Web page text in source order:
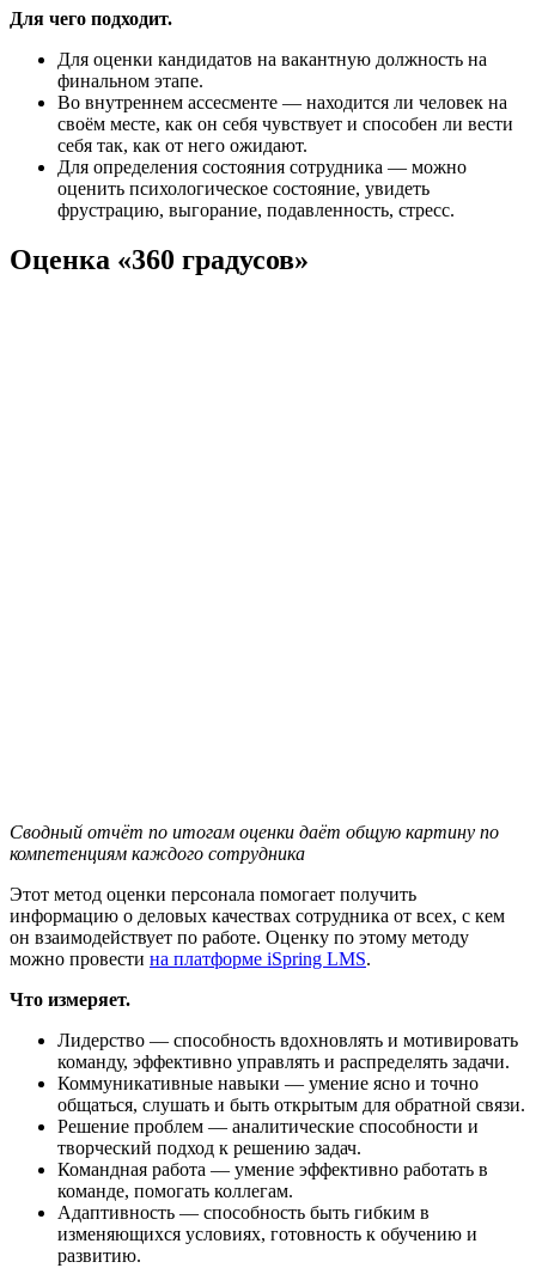
Для чего подходит.
Для оценки кандидатов на вакантную должность на
финальном этапе.
Во внутреннем ассесменте — находится ли человек на
своём месте, как он себя чувствует и способен ли вести
себя так, как от него ожидают.
Для определения состояния сотрудника — можно
оценить психологическое состояние, увидеть
фрустрацию, выгорание, подавленность, стресс.
Оценка «360 градусов»
Сводный отчёт по итогам оценки даёт общую картину по
компетенциям каждого сотрудника
Этот метод оценки персонала помогает получить
информацию о деловых качествах сотрудника от всех, с кем
он взаимодействует по работе. Оценку по этому методу
можно провести на платформе iSpring LMS.
Что измеряет.
Лидерство — способность вдохновлять и мотивировать
команду, эффективно управлять и распределять задачи.
Коммуникативные навыки — умение ясно и точно
общаться, слушать и быть открытым для обратной связи.
Решение проблем — аналитические способности и
творческий подход к решению задач.
Командная работа — умение эффективно работать в
команде, помогать коллегам.
Адаптивность — способность быть гибким в
изменяющихся условиях, готовность к обучению и
развитию.